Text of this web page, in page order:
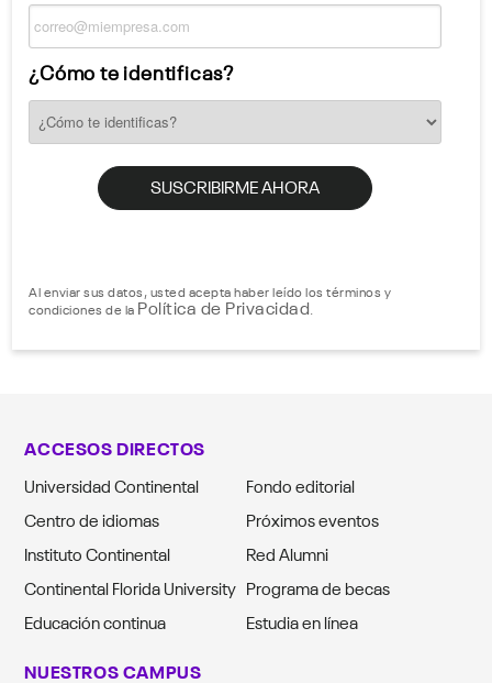
¿Cómo te identificas?
Al enviar sus datos, usted acepta haber leído los términos y
condiciones de la Política de Privacidad
ACCESOS DIRECTOS
Universidad Continental
Fondo editorial
Centro de idiomas
Próximos eventos
Instituto Continental
Red Alumni
Continental Florida University Programa de becas
Educación continua
Estudia en línea
NUESTROS CAMPUS